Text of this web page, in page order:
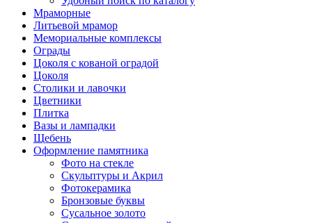
Мраморные
Литьевой мрамор
Мемориальные комплексы
Ограды
Цоколя с кованой оградой
Цоколя
Столики и лавочки
Цветники
Плитка
Вазы и лампадки
Щебень
Оформление памятника
Фото на стекле
Скульптуры и Акрил
Фотокерамика
Бронзовые буквы
Сусальное золото